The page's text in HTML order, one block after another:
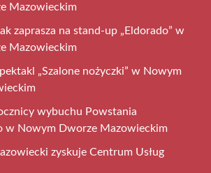
Mazowieckim
zaprasza na stand-up „Eldorado” w
Mazowieckim
„Szalone nożyczki” w Nowym
wybuchu Powstania
w Nowym Dworze Mazowieckim
zyskuje Centrum Usług